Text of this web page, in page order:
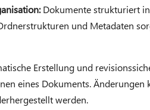
Dokumente strukturiert
und Metadaten
Erstellung und
eines Dokuments.
werden.